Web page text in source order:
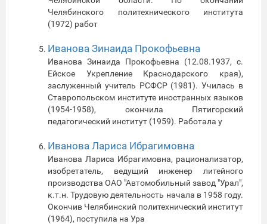
Челябинского политехнического института
(1972) работ
Иванова Зинаида Прокофьевна
Иванова Зинаида Прокофьевна (12.08.1937, с.
Ейское Укрепление Краснодарского края),
заслуженный учитель РСФСР (1981). Училась в
Ставропольском институте иностранных языков
(1954-1958), окончила Пятигорский
педагогический институт (1959). Работала у
Иванова Лариса Ибрагимовна
Иванова Лариса Ибрагимовна, рационализатор,
изобретатель, ведущий инженер литейного
производства ОАО "Автомобильный завод "Урал",
к.т.н. Трудовую деятельность начала в 1958 году.
Окончив Челябинский политехнический институт
(1964), поступила на Ура